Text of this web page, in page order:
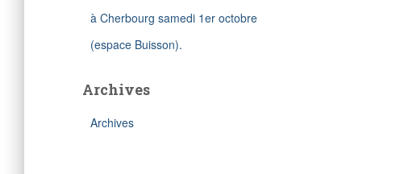
à Cherbourg samedi 1er octobre
(espace Buisson).
Archives
Archives